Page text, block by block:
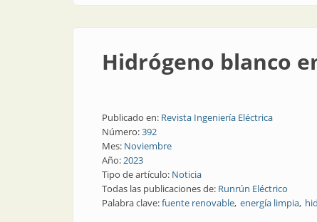
Hidrógeno blanco
Publicado en: Revista Ingeniería Eléctrica
Número:392
Mes: Noviembre
Año:2023
Tipo de artículo: Noticia
Todas las publicaciones de: Runrún Eléctrico
Palabra clave:fuente renovable energía limpia